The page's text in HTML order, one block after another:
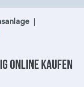
|
online kaufen